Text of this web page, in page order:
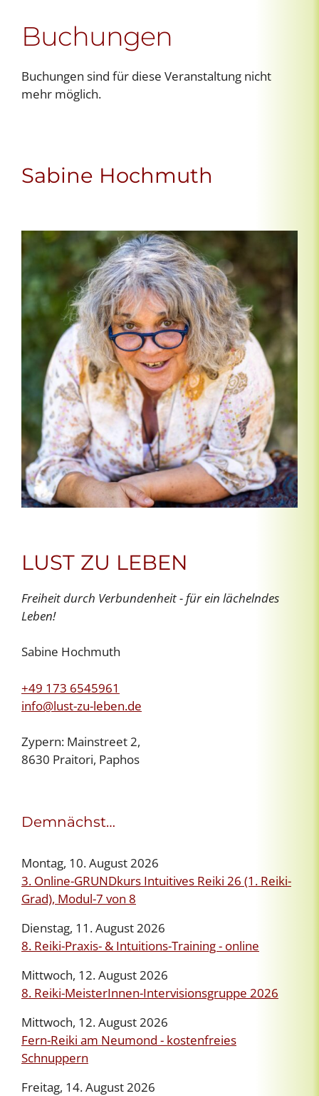
Buchungen
Buchungen sind für diese Veranstaltung nicht
mehr möglich.
Sabine Hochmuth
LUST ZU LEBEN
Freiheit durch Verbundenheit - für ein lächelndes
Leben!
Sabine Hochmuth
+49 173 6545961
info@lust-zu-leben.de
Zypern: Mainstreet 2,
8630 Praitori, Paphos
Demnächst…
Montag, 10. August 2026
3. Online-GRUNDkurs Intuitives Reiki 26 (1. Reiki-
Grad), Modul-7 von 8
Dienstag, 11. August 2026
8. Reiki-Praxis- & Intuitions-Training - online
Mittwoch, 12. August 2026
8. Reiki-MeisterInnen-Intervisionsgruppe 2026
Mittwoch, 12. August 2026
Fern-Reiki am Neumond - kostenfreies
Schnuppern
Freitag, 14. August 2026